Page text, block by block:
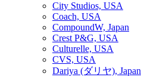
City Studios, USA
Coach, USA
CompoundW, Japan
Crest P&G, USA
Culturelle, USA
CVS, USA
Dariya (ダリヤ), Japan